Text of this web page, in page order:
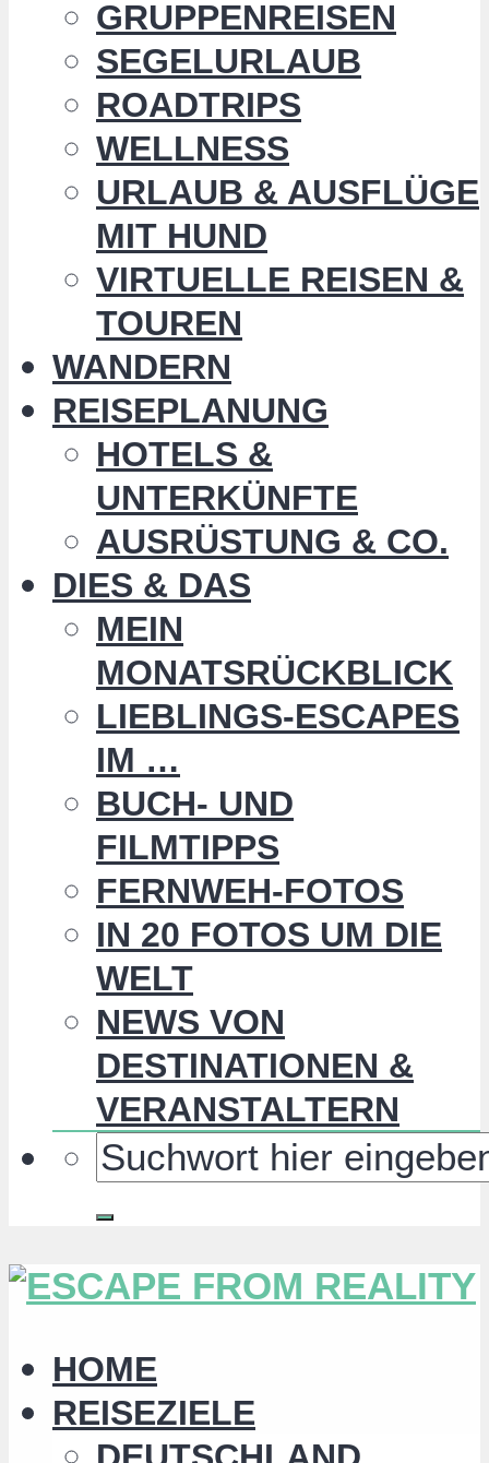
GRUPPENREISEN
SEGELURLAUB
ROADTRIPS
WELLNESS
URLAUB & AUSFLÜGE
MIT HUND
VIRTUELLE REISEN &
TOUREN
WANDERN
REISEPLANUNG
HOTELS &
UNTERKÜNFTE
AUSRÜSTUNG & CO.
DIES & DAS
MEIN
MONATSRÜCKBLICK
LIEBLINGS-ESCAPES
IM …
BUCH- UND
FILMTIPPS
FERNWEH-FOTOS
IN 20 FOTOS UM DIE
WELT
NEWS VON
DESTINATIONEN &
VERANSTALTERN
HOME
REISEZIELE